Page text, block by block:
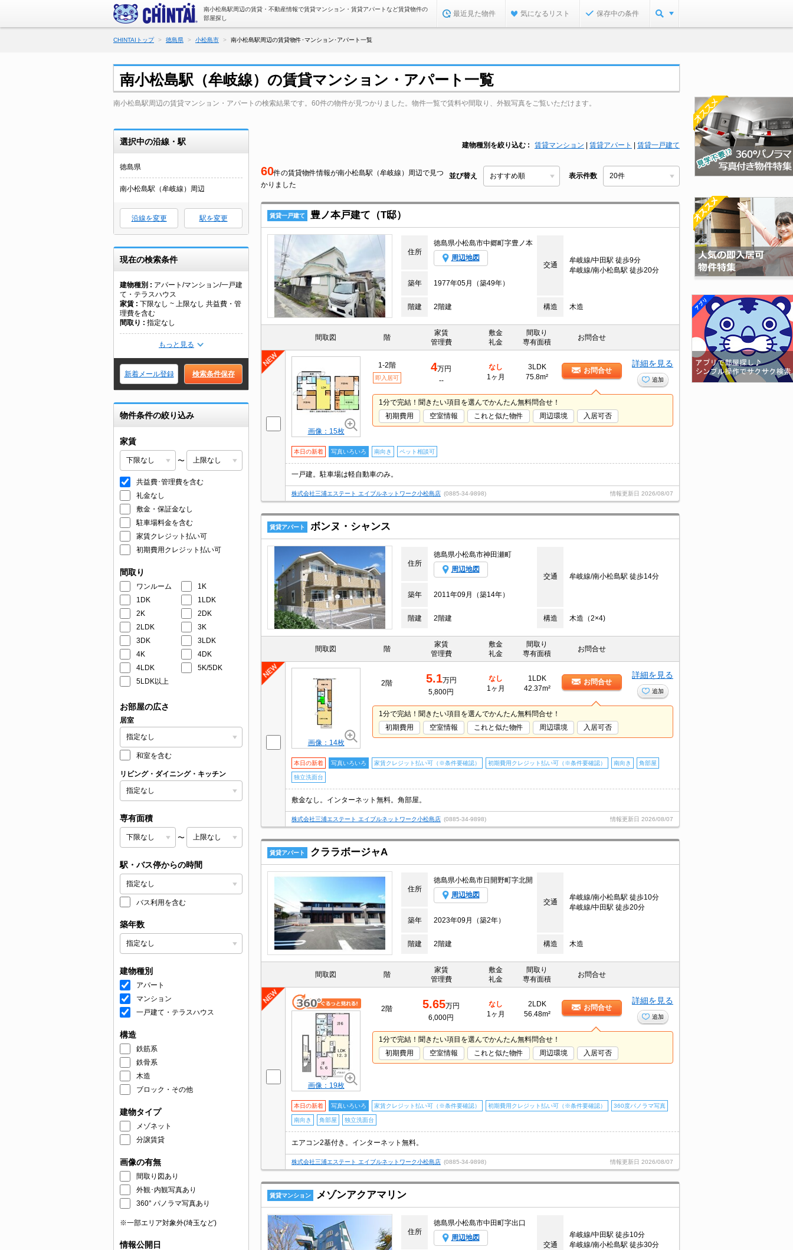
南小松島駅周辺の賃貸・不動産情報で賃貸マンション・賃貸アパートなど賃貸物件の
部屋探し
最近見た物件 気になるリスト 保存中の条件
CHINTAIトップ 徳島県 小松島市 南小松島駅周辺の賃貸物件･マンション･アパート一覧
南小松島駅（牟岐線）の賃貸マンション・アパート一覧
南小松島駅周辺の賃貸マンション・アパートの検索結果です。60件の物件が見つかりました。物件一覧で賃料や間取り、外観写真をご覧いただけます。
選択中の沿線・駅
徳島県
南小松島駅（牟岐線）周辺
沿線を変更 駅を変更
現在の検索条件
建物種別
アパート/マンション/一戸建
て・テラスハウス
家賃
下限なし ~ 上限なし 共益費・管
理費を含む
間取り
指定なし
もっと見る
新着メール登録 検索条件保存
物件条件の絞り込み
家賃
〜
共益費･管理費を含む
礼金なし
敷金・保証金なし
駐車場料金を含む
家賃クレジット払い可
初期費用クレジット払い可
間取り
ワンルーム
1K
1DK
1LDK
2K
2DK
2LDK
3K
3DK
3LDK
4K
4DK
4LDK
5K/5DK
5LDK以上
お部屋の広さ
居室
和室を含む
リビング・ダイニング・キッチン
専有面積
〜
駅・バス停からの時間
バス利用を含む
築年数
建物種別
アパート
マンション
一戸建て・テラスハウス
構造
鉄筋系
鉄骨系
木造
ブロック・その他
建物タイプ
メゾネット
分譲賃貸
画像の有無
間取り図あり
外観･内観写真あり
360° パノラマ写真あり
※一部エリア対象外(埼玉など)
情報公開日
建物種別を絞り込む 賃貸マンション 賃貸アパート 賃貸一戸建て
60件の賃貸物件情報が南小松島駅（牟岐線）周辺で見つ
かりました
並び替え 表示件数
賃貸一戸建て 豊ノ本戸建て（T邸）
住所
徳島県小松島市中郷町字豊ノ本
周辺地図
交通
牟岐線/中田駅 徒歩9分
牟岐線/南小松島駅 徒歩20分
築年
1977年05月（築49年）
階建 2階建 構造 木造
間取図 階
家賃
管理費
敷金
礼金
間取り
専有面積
お問合せ
画像：15枚
1-2階
即入居可
4万円
--
なし
1ヶ月
3LDK
75.8m²
お問合せ
詳細を見る
追加
1分で完結！聞きたい項目を選んでかんたん無料問合せ！
初期費用
空室情報 これと似た物件 周辺環境 入居可否
本日の新着 写真いろいろ 南向き ペット相談可
一戸建。駐車場は軽自動車のみ。
株式会社三浦エステート エイブルネットワーク小松島店 (0885-34-9898) 情報更新日 2026/08/07
賃貸アパート ボンヌ・シャンス
住所
徳島県小松島市神田瀬町
周辺地図
交通
牟岐線/南小松島駅 徒歩14分
築年 2011年09月（築14年）
階建 2階建 構造 木造（2×4)
間取図 階
家賃
管理費
敷金
礼金
間取り
専有面積
お問合せ
画像：14枚
2階 5.1万円
5,800円
なし
1ヶ月
1LDK
42.37m²
お問合せ
詳細を見る
追加
1分で完結！聞きたい項目を選んでかんたん無料問合せ！
初期費用
空室情報 これと似た物件 周辺環境 入居可否
本日の新着 写真いろいろ 家賃クレジット払い可（※条件要確認） 初期費用クレジット払い可（※条件要確認） 南向き 角部屋
独立洗面台
敷金なし。インターネット無料。角部屋。
株式会社三浦エステート エイブルネットワーク小松島店 (0885-34-9898) 情報更新日 2026/08/07
賃貸アパート クララボージャA
住所
徳島県小松島市日開野町字北開
周辺地図
交通
牟岐線/南小松島駅 徒歩10分
牟岐線/中田駅 徒歩20分
築年
2023年09月（築2年）
階建 2階建 構造 木造
間取図 階
家賃
管理費
敷金
礼金
間取り
専有面積
お問合せ
画像：19枚
2階 5.65万円
6,000円
なし
1ヶ月
2LDK
56.48m²
お問合せ
詳細を見る
追加
1分で完結！聞きたい項目を選んでかんたん無料問合せ！
初期費用
空室情報 これと似た物件 周辺環境 入居可否
本日の新着 写真いろいろ 家賃クレジット払い可（※条件要確認） 初期費用クレジット払い可（※条件要確認） 360度パノラマ写真
南向き 角部屋 独立洗面台
エアコン2基付き。インターネット無料。
株式会社三浦エステート エイブルネットワーク小松島店 (0885-34-9898) 情報更新日 2026/08/07
賃貸マンション メゾンアクアマリン
住所
徳島県小松島市中田町字出口
周辺地図
交通
牟岐線/中田駅 徒歩10分
牟岐線/南小松島駅 徒歩30分